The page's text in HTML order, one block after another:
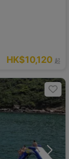
HK$10,120 起